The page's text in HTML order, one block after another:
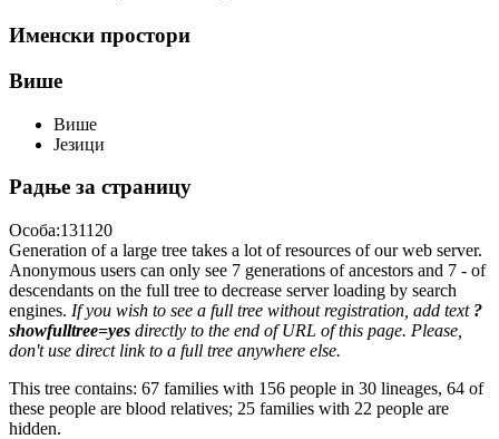
Именски простори
Више
Више
Језици
Радње за страницу
Особа:131120
Generation of a large tree takes a lot of resources of our web server.
Anonymous users can only see 7 generations of ancestors and 7 - of
descendants on the full tree to decrease server loading by search
engines. If you wish to see a full tree without registration, add text ?
showfulltree=yes directly to the end of URL of this page. Please,
don't use direct link to a full tree anywhere else.
This tree contains: 67 families with 156 people in 30 lineages, 64 of
these people are blood relatives; 25 families with 22 people are
hidden.